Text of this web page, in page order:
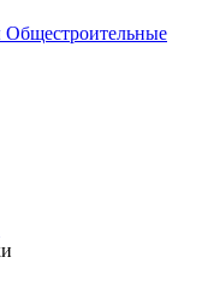
Общестроительные